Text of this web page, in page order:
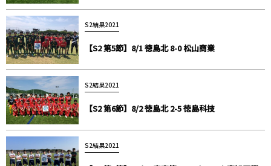
S2結果2021
【S2 第5節】8/1 徳島北 8-0 松山商業
S2結果2021
【S2 第6節】8/2 徳島北 2-5 徳島科技
S2結果2021